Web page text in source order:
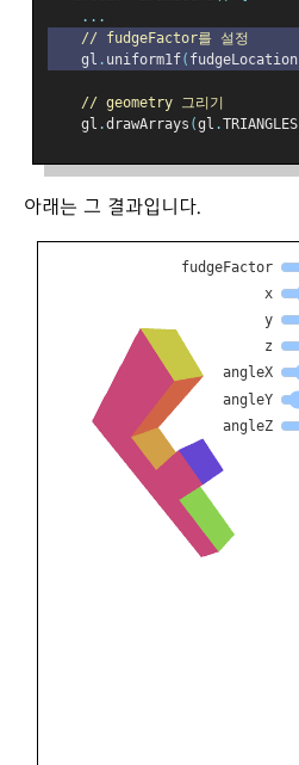
...
// fudgeFactor를 설정
    gl
. uniform1f( fudgeLocation
// geometry 그리기
    gl
.drawArrays (gl .TRIANGLES
아래는 그 결과입니다.